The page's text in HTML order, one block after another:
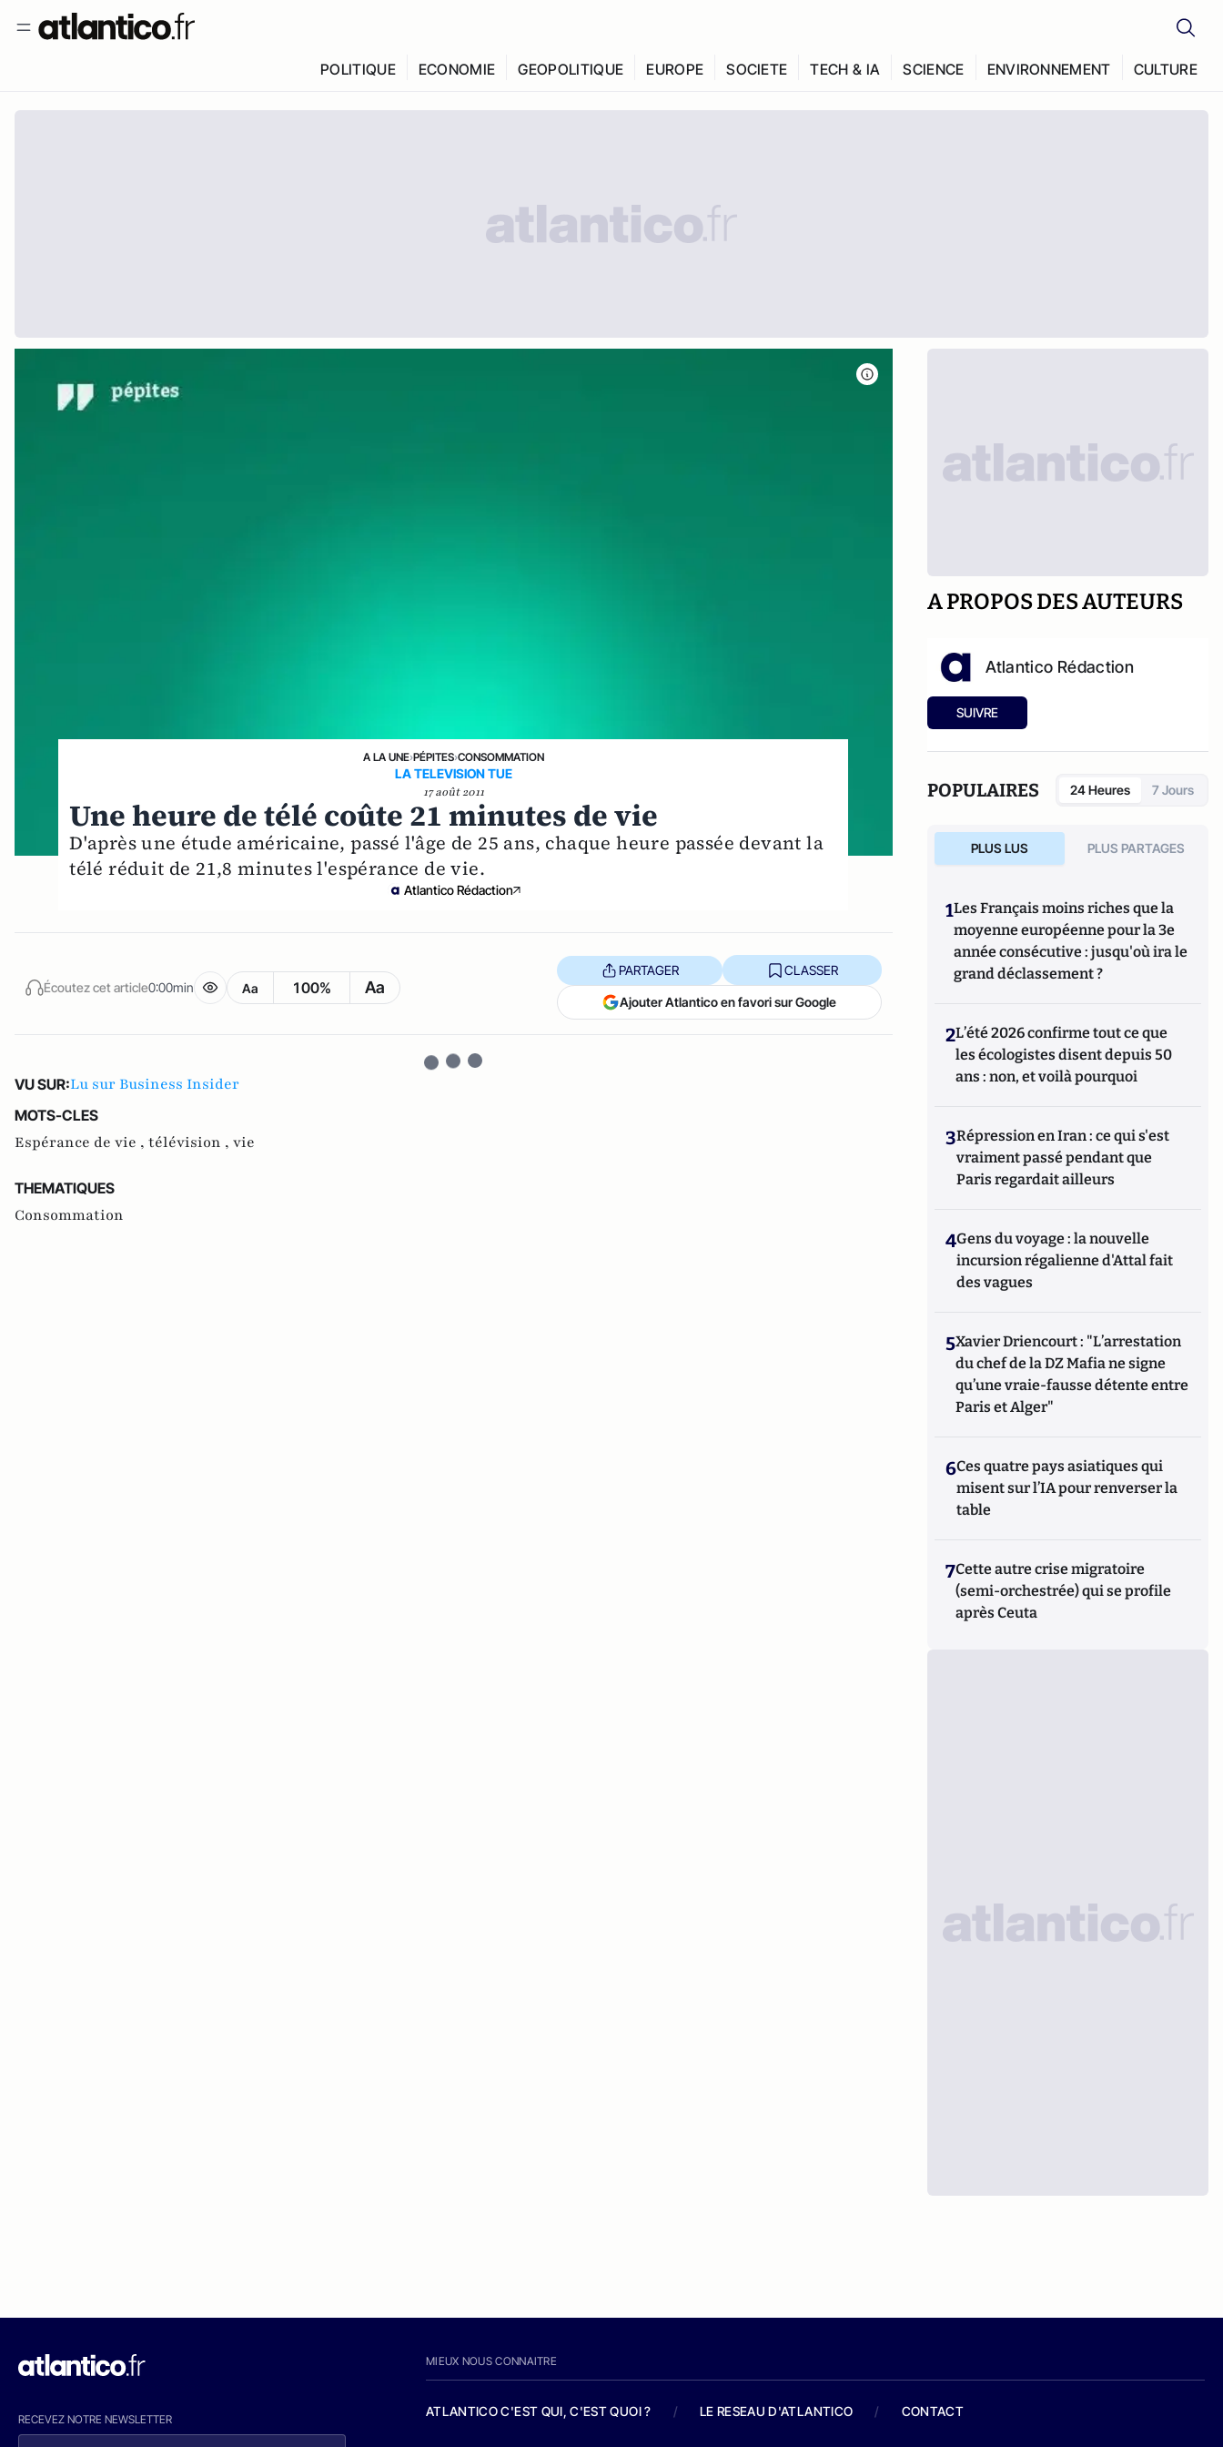
POLITIQUE ECONOMIE GEOPOLITIQUE EUROPE SOCIETE TECH & IA SCIENCE ENVIRONNEMENT CULTURE
A LA UNE›PÉPITES›CONSOMMATION
LA TELEVISION TUE
17 août 2011
Une heure de télé coûte 21 minutes de vie
D'après une étude américaine, passé l'âge de 25 ans, chaque heure passée devant la
télé réduit de 21,8 minutes l'espérance de vie.
Atlantico Rédaction
Écoutez cet article0:00min Aa 100% Aa
PARTAGER CLASSER
Ajouter Atlantico en favori sur Google
VU SUR:Lu sur Business Insider
MOTS-CLES
Espérance de vie , télévision , vie
THEMATIQUES
Consommation
A PROPOS DES AUTEURS
Atlantico Rédaction
SUIVRE
POPULAIRES 24 Heures 7 Jours
PLUS LUS PLUS PARTAGES
1Les Français moins riches que la
moyenne européenne pour la 3e
année consécutive : jusqu'où ira le
grand déclassement ?
2L’été 2026 confirme tout ce que
les écologistes disent depuis 50
ans : non, et voilà pourquoi
3Répression en Iran : ce qui s'est
vraiment passé pendant que
Paris regardait ailleurs
4Gens du voyage : la nouvelle
incursion régalienne d'Attal fait
des vagues
5Xavier Driencourt : "L’arrestation
du chef de la DZ Mafia ne signe
qu’une vraie-fausse détente entre
Paris et Alger"
6Ces quatre pays asiatiques qui
misent sur l’IA pour renverser la
table
7Cette autre crise migratoire
(semi-orchestrée) qui se profile
après Ceuta
RECEVEZ NOTRE NEWSLETTER
MIEUX NOUS CONNAITRE
ATLANTICO C'EST QUI, C'EST QUOI ? / LE RESEAU D'ATLANTICO / CONTACT